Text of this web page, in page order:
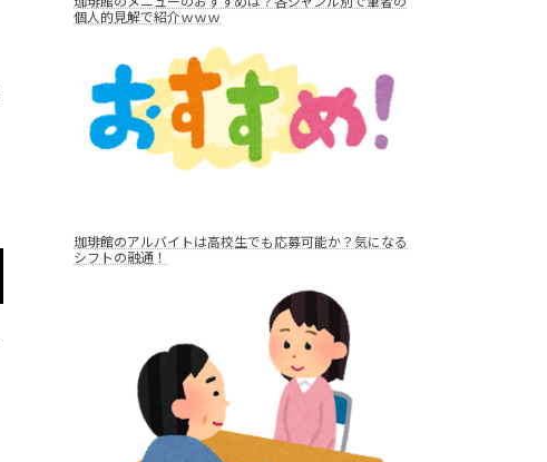
個人的見解で紹介ｗｗｗ
珈琲館のアルバイトは高校生でも応募可能か？気になる
シフトの融通！